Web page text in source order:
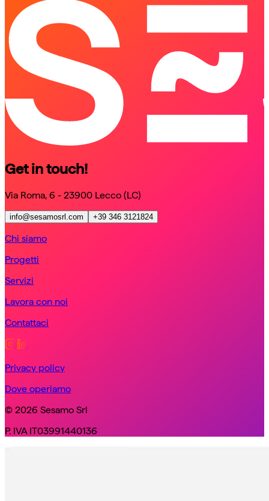
schedule a call
schedule a call
Get in touch!
Via Roma, 6 - 23900 Lecco (LC)
info@sesamosrl.com +39 346 3121824
Chi siamo
Progetti
Servizi
Lavora con noi
Contattaci
Privacy policy
Dove operiamo
© 2026 Sesamo Srl
P. IVA IT03991440136